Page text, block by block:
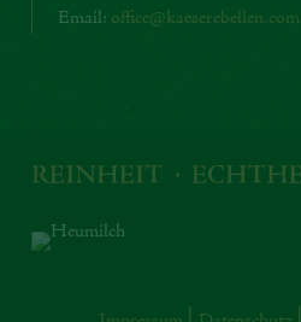
Email: office@kaeserebellen.com